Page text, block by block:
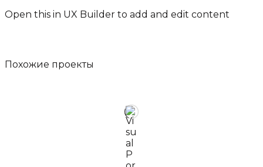
Open this in UX Builder to add and edit content
Похожие проекты